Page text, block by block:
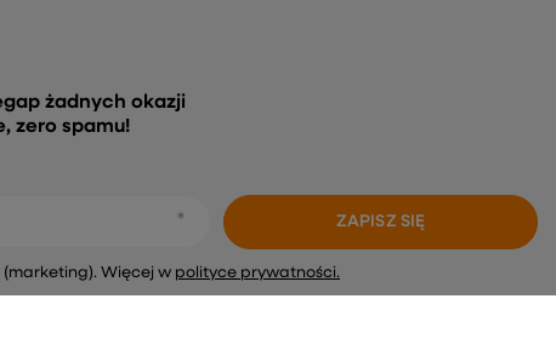
żadnych okazji
zero spamu!
Więcej w polityce prywatności.
ZAPISZ SIĘ